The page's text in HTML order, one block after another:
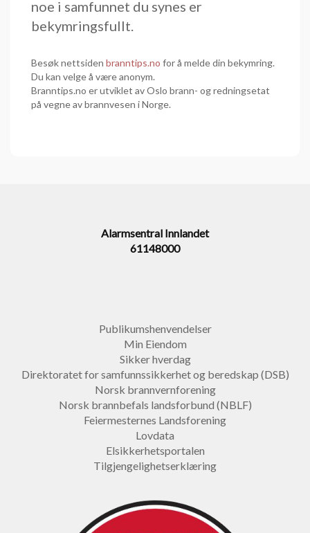
noe i samfunnet du synes er
bekymringsfullt.
Besøk nettsiden branntips.no for å melde din bekymring.
Du kan velge å være anonym.
Branntips.no er utviklet av Oslo brann- og redningsetat
på vegne av brannvesen i Norge.
Alarmsentral Innlandet
61148000
Publikumshenvendelser
Min Eiendom
Sikker hverdag
Direktoratet for samfunnssikkerhet og beredskap (DSB)
Norsk brannvernforening
Norsk brannbefals landsforbund (NBLF)
Feiermesternes Landsforening
Lovdata
Elsikkerhetsportalen
Tilgjengelighetserklæring